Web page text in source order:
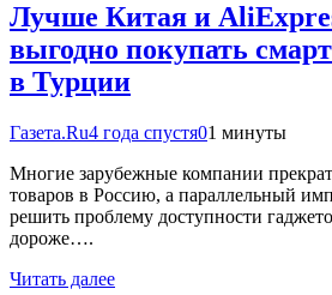
Лучше Китая и
выгодно покупать
в Турции
Газета.Ru4 года спустя01 минуты
Многие зарубежные компании
товаров в Россию, а параллельный
решить проблему доступности
дороже….
Читать далее